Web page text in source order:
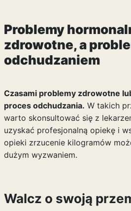
Problemy
zdrowotne, a
odchudzaniem
Czasami problemy zdrowotne
proces odchudzania. W takich
warto skonsultować się z
uzyskać profesjonalną opiekę i
opieki zrzucenie kilogramów
dużym wyzwaniem.
Walcz o swoją